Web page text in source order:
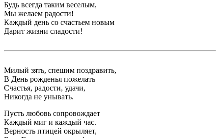
Будь всегда таким веселым,
Мы желаем радости!
Каждый день со счастьем новым
Дарит жизни сладости!
Милый зять, спешим поздравить,
В День рожденья пожелать
Счастья, радости, удачи,
Никогда не унывать.
Пусть любовь сопровождает
Каждый миг и каждый час.
Верность птицей окрыляет,